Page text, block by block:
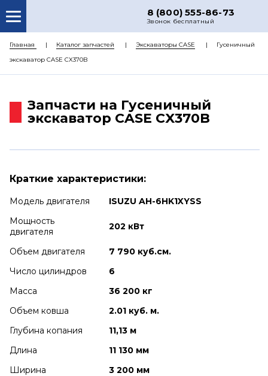
8 (800) 555-86-73
Звонок бесплатный
О НАС
КАТАЛОГ ЗАПЧАСТЕЙ
ДОСТАВКА
Главная Каталог запчастей Экскаваторы CASE
Гусеничный
экскаватор CASE CX370B
Запчасти на Гусеничный
экскаватор CASE CX370B
Краткие характеристики:
Модель двигателя
ISUZU AH-6HK1XYSS
Мощность
двигателя
202 кВт
Объем двигателя
7 790 куб.см.
Число цилиндров
6
Масса
36 200 кг
Объем ковша
2.01 куб. м.
Глубина копания
11,13 м
Длина
11 130 мм
Ширина
3 200 мм